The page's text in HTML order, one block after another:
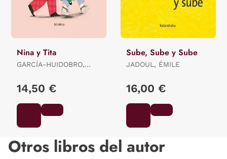
Nina y Tita
GARCÍA-HUIDOBRO,
14,50 €
Sube, Sube y Sube
JADOUL, ÉMILE
16,00 €
Otros libros del autor